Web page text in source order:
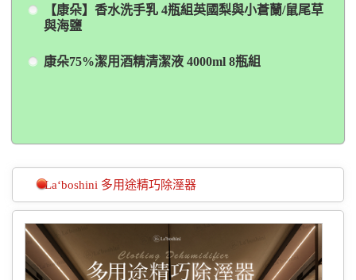
【康朵】香水洗手乳 4瓶組英國梨與小蒼蘭/鼠尾草
與海鹽
康朵75%潔用酒精清潔液 4000ml 8瓶組
La‘boshini 多用途精巧除溼器